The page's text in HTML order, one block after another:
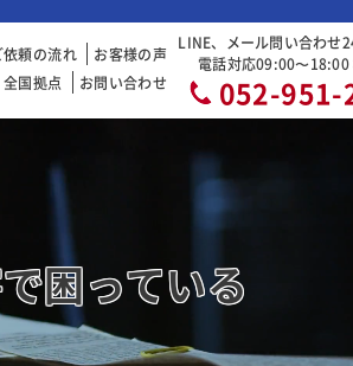
依頼の流れ
お客様の声
全国拠点 お問い合わせ
LINE、メール問い合わせ
電話対応09:00〜18:00
052-951-
困っている